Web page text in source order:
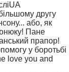
другу
або, як
Пане
прапор!
у боротьбі
love you and